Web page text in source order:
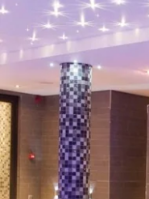
Martin's
Rentmeesterij
Bilzen, 4*